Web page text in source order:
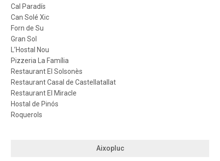
Cal Paradís
Can Solé Xic
Forn de Su
Gran Sol
L’Hostal Nou
Pizzeria La Família
Restaurant El Solsonès
Restaurant Casal de Castellatallat
Restaurant El Miracle
Hostal de Pinós
Roquerols
Aixopluc